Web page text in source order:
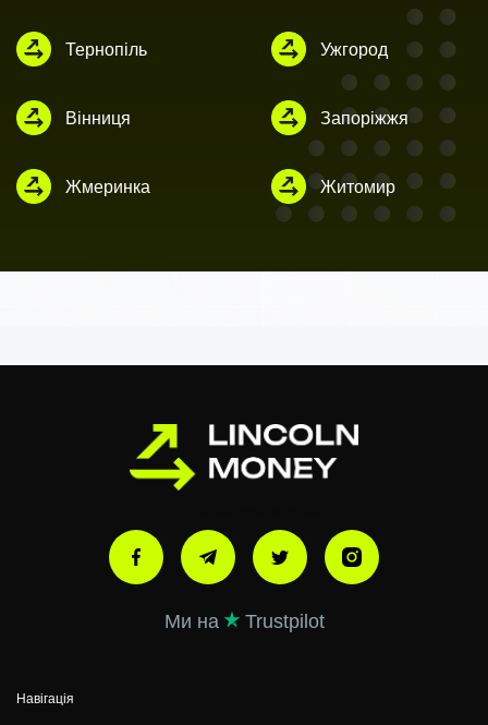
Тернопіль Ужгород
Вінниця Запоріжжя
Жмеринка Житомир
Ми на Trustpilot
Навігація